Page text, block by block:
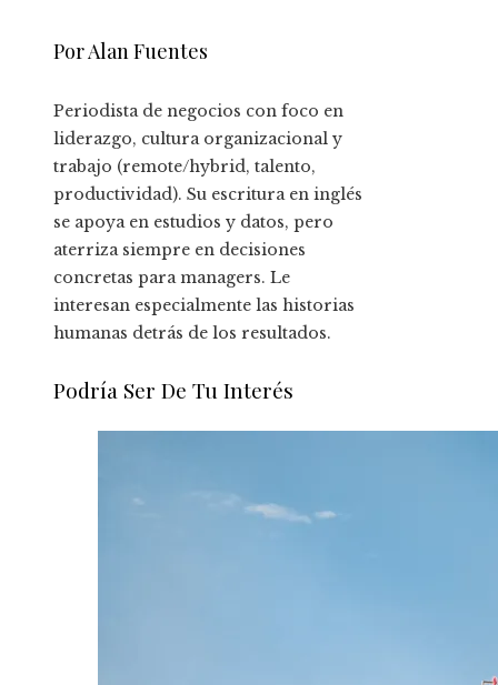
Por Alan Fuentes
Periodista de negocios con foco en
liderazgo, cultura organizacional y
trabajo (remote/hybrid, talento,
productividad). Su escritura en inglés
se apoya en estudios y datos, pero
aterriza siempre en decisiones
concretas para managers. Le
interesan especialmente las historias
humanas detrás de los resultados.
Podría Ser De Tu Interés